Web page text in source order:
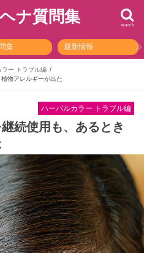
ナ質問集 search
集 最新情報
ラー トラブル編
物アレルギーが出た
ハーバルカラー トラブル編
続使用も、あるとき